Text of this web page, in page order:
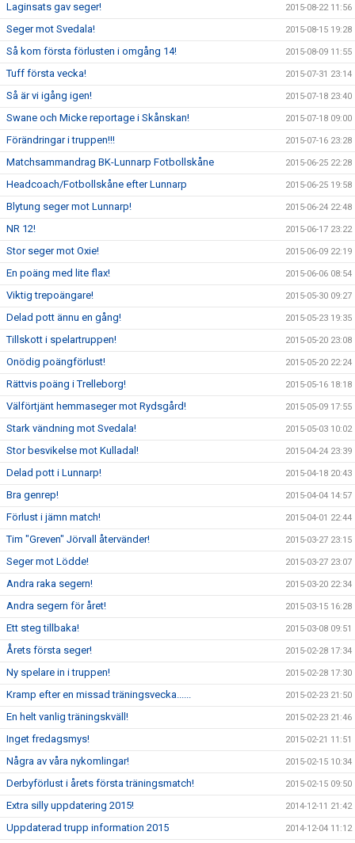
Laginsats gav seger! 2015-08-22 11:56
Seger mot Svedala! 2015-08-15 19:28
Så kom första förlusten i omgång 14! 2015-08-09 11:55
Tuff första vecka! 2015-07-31 23:14
Så är vi igång igen! 2015-07-18 23:40
Swane och Micke reportage i Skånskan! 2015-07-18 09:00
Förändringar i truppen!!! 2015-07-16 23:28
Matchsammandrag BK-Lunnarp Fotbollskåne 2015-06-25 22:28
Headcoach/Fotbollskåne efter Lunnarp 2015-06-25 19:58
Blytung seger mot Lunnarp! 2015-06-24 22:48
NR 12! 2015-06-17 23:22
Stor seger mot Oxie! 2015-06-09 22:19
En poäng med lite flax! 2015-06-06 08:54
Viktig trepoängare! 2015-05-30 09:27
Delad pott ännu en gång! 2015-05-23 19:35
Tillskott i spelartruppen! 2015-05-20 23:08
Onödig poängförlust! 2015-05-20 22:24
Rättvis poäng i Trelleborg! 2015-05-16 18:18
Välförtjänt hemmaseger mot Rydsgård! 2015-05-09 17:55
Stark vändning mot Svedala! 2015-05-03 10:02
Stor besvikelse mot Kulladal! 2015-04-24 23:39
Delad pott i Lunnarp! 2015-04-18 20:43
Bra genrep! 2015-04-04 14:57
Förlust i jämn match! 2015-04-01 22:44
Tim "Greven" Jörvall återvänder! 2015-03-27 23:15
Seger mot Lödde! 2015-03-27 23:07
Andra raka segern! 2015-03-20 22:34
Andra segern för året! 2015-03-15 16:28
Ett steg tillbaka! 2015-03-08 09:51
Årets första seger! 2015-02-28 17:34
Ny spelare in i truppen! 2015-02-28 17:30
Kramp efter en missad träningsvecka...... 2015-02-23 21:50
En helt vanlig träningskväll! 2015-02-23 21:46
Inget fredagsmys! 2015-02-21 11:51
Några av våra nykomlingar! 2015-02-15 10:34
Derbyförlust i årets första träningsmatch! 2015-02-15 09:50
Extra silly uppdatering 2015! 2014-12-11 21:42
Uppdaterad trupp information 2015 2014-12-04 11:12